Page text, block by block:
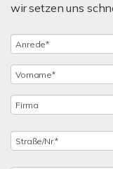
wir setzen uns